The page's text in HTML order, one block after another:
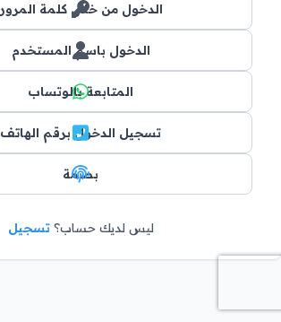
الدخول من خلال كلمة المرور
الدخول باسم المستخدم
المتابعة بالوتساب
تسجيل الدخول برقم الهاتف
بصمة
ليس لديك حساب؟ تسجيل